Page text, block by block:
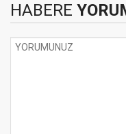
HABERE